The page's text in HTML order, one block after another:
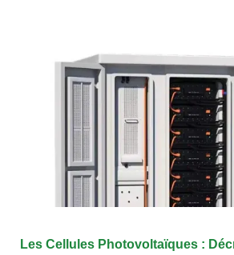
Les Cellules Photovoltaïques :